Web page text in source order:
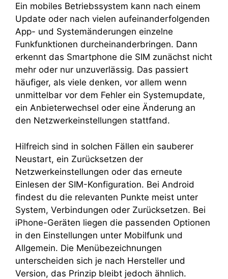
Ein mobiles Betriebssystem kann nach einem
Update oder nach vielen aufeinanderfolgenden
App- und Systemänderungen einzelne
Funkfunktionen durcheinanderbringen. Dann
erkennt das Smartphone die SIM zunächst nicht
mehr oder nur unzuverlässig. Das passiert
häufiger, als viele denken, vor allem wenn
unmittelbar vor dem Fehler ein Systemupdate,
ein Anbieterwechsel oder eine Änderung an
den Netzwerkeinstellungen stattfand.
Hilfreich sind in solchen Fällen ein sauberer
Neustart, ein Zurücksetzen der
Netzwerkeinstellungen oder das erneute
Einlesen der SIM-Konfiguration. Bei Android
findest du die relevanten Punkte meist unter
System, Verbindungen oder Zurücksetzen. Bei
iPhone-Geräten liegen die passenden Optionen
in den Einstellungen unter Mobilfunk und
Allgemein. Die Menübezeichnungen
unterscheiden sich je nach Hersteller und
Version, das Prinzip bleibt jedoch ähnlich.